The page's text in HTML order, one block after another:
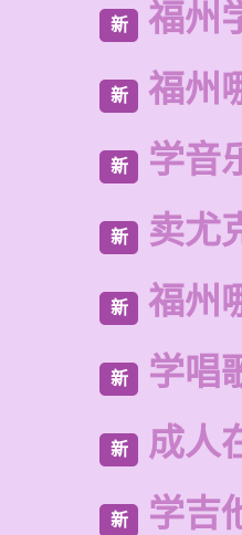
新 福州
新 福州
新 学音
新 卖尤
新 福州
新 学唱
新 成人
新 学吉